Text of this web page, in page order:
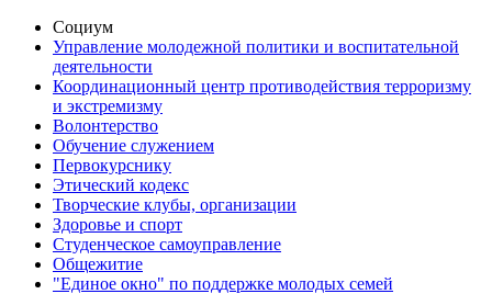
Социум
Управление молодежной политики и воспитательной
деятельности
Координационный центр противодействия терроризму
и экстремизму
Волонтерство
Обучение служением
Первокурснику
Этический кодекс
Творческие клубы, организации
Здоровье и спорт
Студенческое самоуправление
Общежитие
"Единое окно" по поддержке молодых семей